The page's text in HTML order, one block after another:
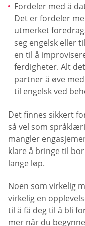
Fordeler med å
Det er fordeler
utmerket
seg engelsk eller
en til å
ferdigheter. Alt
partner å øve
til engelsk ved
Det finnes sikkert
så vel som
mangler
klare å bringe til
lange løp.
Noen som virkelig
virkelig en
til å få deg til å bli
mer når du